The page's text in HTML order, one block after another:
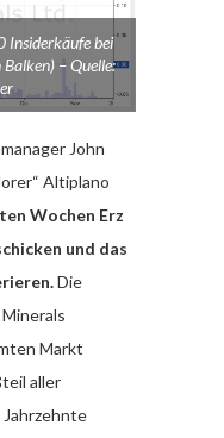
Insiderkäufe bei
– Quelle:
John
Altiplano
Wochen Erz
und das
Die
Markt
aller